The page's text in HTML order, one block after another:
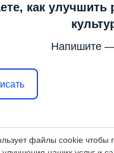
файлы cookie чтобы
как улучшить
Напишите